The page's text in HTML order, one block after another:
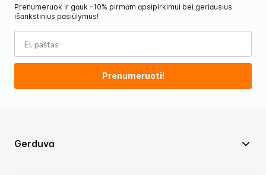
Gerduva
Prenumeruok ir gauk -10% pirmam apsipirkimui bei geriausius
išankstinius pasiūlymus!
Prenumeruoti!